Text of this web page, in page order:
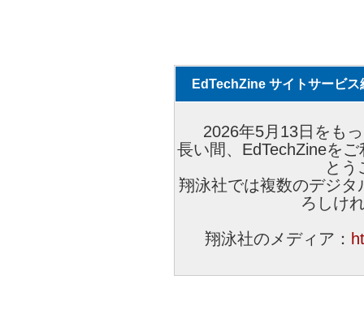
EdTechZine サイトサービス
2026年5月13日をも
長い間、EdTechZineを
とう
翔泳社では複数のデジ
ろしけ
翔泳社のメディア：